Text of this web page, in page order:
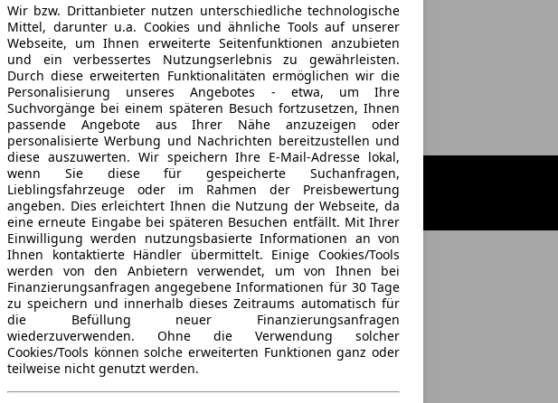
Wir bzw. Drittanbieter nutzen unterschiedliche technologische
Mittel, darunter u.a. Cookies und ähnliche Tools auf unserer
Webseite, um Ihnen erweiterte Seitenfunktionen anzubieten
und ein verbessertes Nutzungserlebnis zu gewährleisten.
Durch diese erweiterten Funktionalitäten ermöglichen wir die
Personalisierung unseres Angebotes - etwa, um Ihre
Suchvorgänge bei einem späteren Besuch fortzusetzen, Ihnen
passende Angebote aus Ihrer Nähe anzuzeigen oder
personalisierte Werbung und Nachrichten bereitzustellen und
diese auszuwerten. Wir speichern Ihre E-Mail-Adresse lokal,
wenn Sie diese für gespeicherte Suchanfragen,
Lieblingsfahrzeuge oder im Rahmen der Preisbewertung
angeben. Dies erleichtert Ihnen die Nutzung der Webseite, da
eine erneute Eingabe bei späteren Besuchen entfällt. Mit Ihrer
Einwilligung werden nutzungsbasierte Informationen an von
Ihnen kontaktierte Händler übermittelt. Einige Cookies/Tools
werden von den Anbietern verwendet, um von Ihnen bei
Finanzierungsanfragen angegebene Informationen für 30 Tage
zu speichern und innerhalb dieses Zeitraums automatisch für
die Befüllung neuer Finanzierungsanfragen
wiederzuverwenden. Ohne die Verwendung solcher
Cookies/Tools können solche erweiterten Funktionen ganz oder
teilweise nicht genutzt werden.